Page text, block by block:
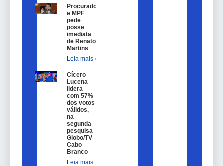
Procurador
e MPF
pede
posse
imediata
de Renato
Martins
Leia mais »
Cícero
Lucena
lidera
com 57%
dos votos
válidos,
na
segunda
pesquisa
Globo/TV
Cabo
Branco
Leia mais